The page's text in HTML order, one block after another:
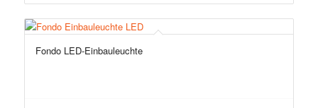
Fondo LED-Einbauleuchte